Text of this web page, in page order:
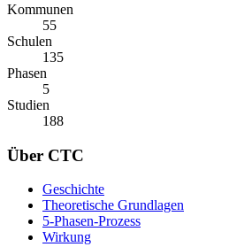
Kommunen
55
Schulen
135
Phasen
5
Studien
188
Über CTC
Geschichte
Theoretische Grundlagen
5-Phasen-Prozess
Wirkung